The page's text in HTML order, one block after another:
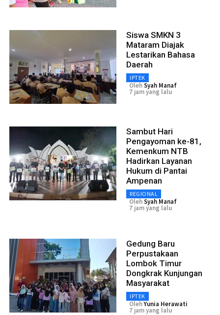
Siswa SMKN 3
Mataram Diajak
Lestarikan Bahasa
Daerah
IPTEK
OlehSyah Manaf
7 jam yang lalu
Sambut Hari
Pengayoman ke-81,
Kemenkum NTB
Hadirkan Layanan
Hukum di Pantai
Ampenan
REGIONAL
OlehSyah Manaf
7 jam yang lalu
Gedung Baru
Perpustakaan
Lombok Timur
Dongkrak Kunjungan
Masyarakat
IPTEK
OlehYunia Herawati
7 jam yang lalu